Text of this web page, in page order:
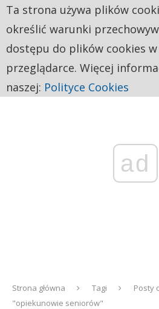
ad
Strona główna Tagi
Posty
"opiekunowie seniorów"
Ta strona używa plików
określić warunki
dostępu do plików cookies
przeglądarce. Więcej
naszej: Polityce Cookies